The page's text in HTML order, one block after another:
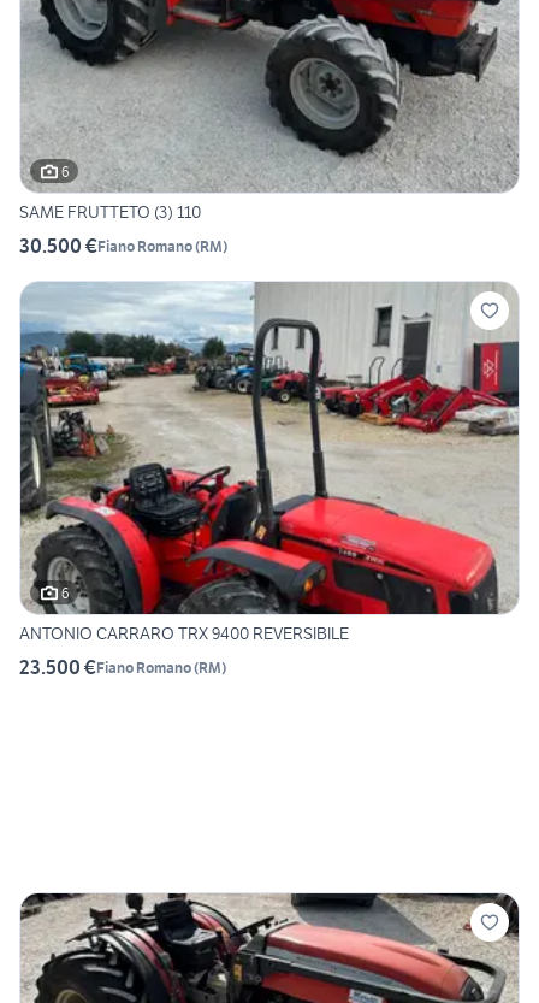
6
SAME FRUTTETO (3) 110
30.500 €Fiano Romano(RM)
6
ANTONIO CARRARO TRX 9400 REVERSIBILE
23.500 €Fiano Romano(RM)